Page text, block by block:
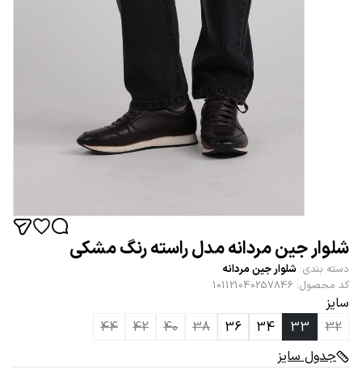
شلوار جین مردانه مدل راسته رنگ مشکی
دسته بندی: شلوار جین مردانه
کد محصول:
101121040257846
سایز
32
33
34
36
38
40
42
44
جدول سایز